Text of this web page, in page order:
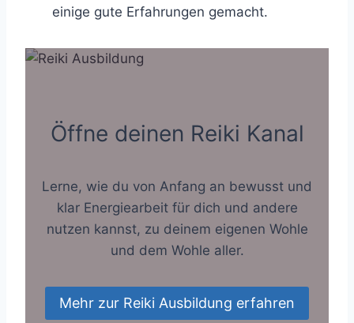
einige gute Erfahrungen gemacht.
Öffne deinen Reiki Kanal
Lerne, wie du von Anfang an bewusst und
klar Energiearbeit für dich und andere
nutzen kannst, zu deinem eigenen Wohle
und dem Wohle aller.
Mehr zur Reiki Ausbildung erfahren